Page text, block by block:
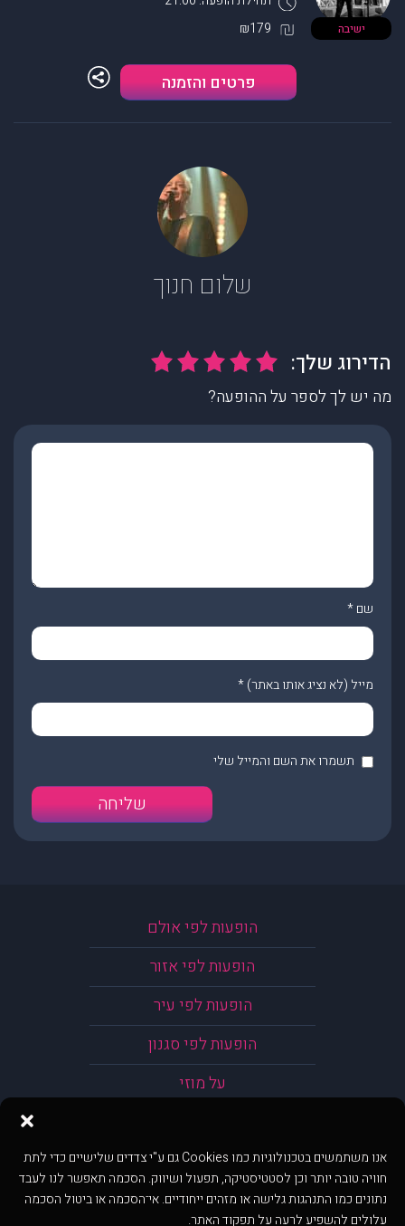
אנו משתמשים בטכנולוגיות כמו Cookies גם ע"י צדדים שלישיים כדי לתת
חוויה טובה יותר וכן לסטטיסטיקה, תפעול ושיווק. הסכמה תאפשר לנו לעבד
נתונים כמו התנהגות גלישה או מזהים ייחודיים. אי־הסכמה או ביטול הסכמה
עלולים להשפיע לרעה על תפקוד האתר.
ישיבה ₪179
פרטים והזמנה
שלום חנוך
מה יש לך לספר על ההופעה?
שם*
מייל (לא נציג אותו באתר)*
תשמרו את השם והמייל שלי
הופעות לפי אולם
הופעות לפי אזור
הופעות לפי עיר
הופעות לפי סגנון
על מוזי